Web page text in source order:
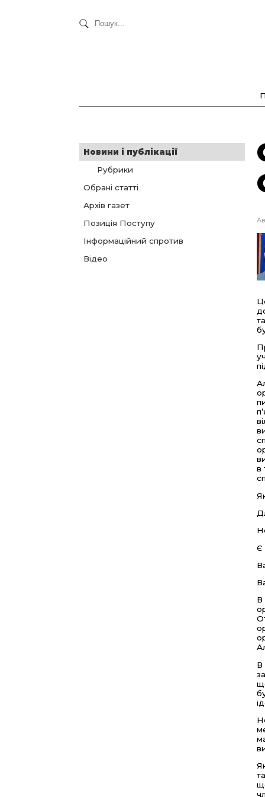
Новини і публікації
Рубрики
Обрані статті
Архів газет
Позиція Поступу
Інформаційний спротив
Відео
в
Є
В
В